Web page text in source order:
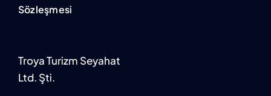
Sözleşmesi
Troya Turizm Seyahat
Ltd. Şti.